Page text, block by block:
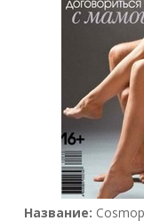
Название: